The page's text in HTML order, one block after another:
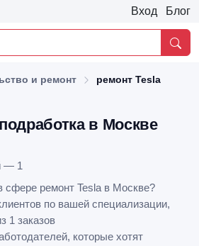
Вход Блог
и ремонт ремонт Tesla
в Москве
— 1
сфере ремонт Tesla в Москве?
по вашей специализации,
1 заказов
которые хотят